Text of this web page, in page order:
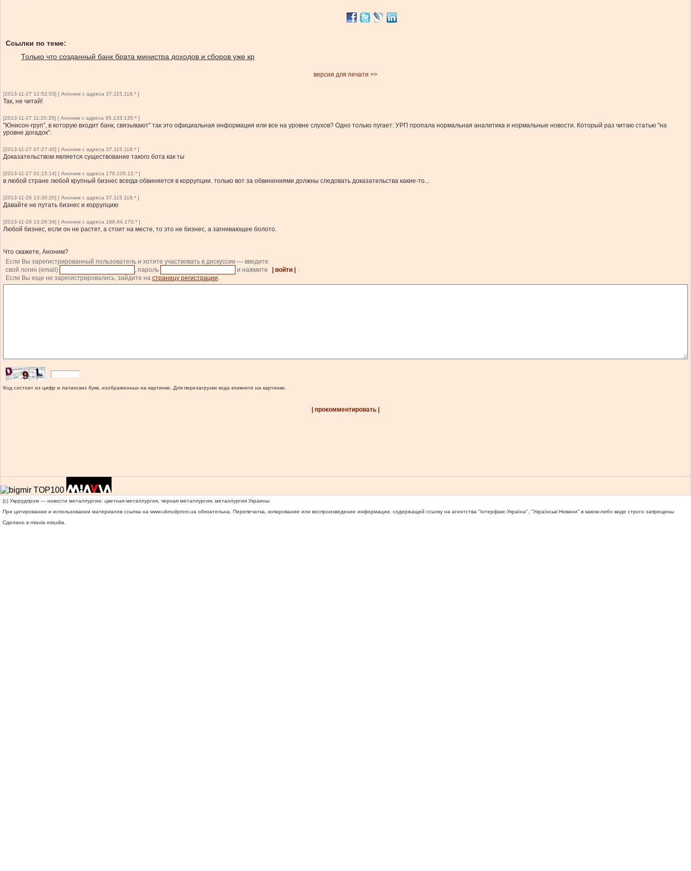
Ссылки по теме:
Только что созданный банк брата министра доходов и сборов уже кр
версия для печати >>
[2013-11-27 12:52:53] [ Аноним с адреса 37.115.118.* ]
Так, не читай!
[2013-11-27 11:20:35] [ Аноним с адреса 95.133.135.* ]
"Юнисон-груп”, в которую входит банк, связывают" так это официальная информация или все на уровне слухов? Одно только пугает: УРП пропала нормальная аналитика и нормальные новости. Который раз читаю статью "на
уровне догадок".
[2013-11-27 07:27:40] [ Аноним с адреса 37.115.118.* ]
Доказательством является существование такого бота как ты
[2013-11-27 01:15:14] [ Аноним с адреса 176.105.12.* ]
в любой стране любой крупный бизнес всегда обвиняется в коррупции. только вот за обвинениями должны следовать доказательства какие-то...
[2013-11-26 13:30:20] [ Аноним с адреса 37.115.118.* ]
Давайте не путать бизнес и коррупцию
[2013-11-26 13:26:34] [ Аноним с адреса 188.64.170.* ]
Любой бизнес, если он не растет, а стоит на месте, то это не бизнес, а загнивающее болото.
Что скажете, Аноним?
Если Вы зарегистрированный пользователь и хотите участвовать в дискуссии — введите
свой логин (email)
, пароль и нажмите | войти |
.
Если Вы еще не зарегистрировались, зайдите на страницу регистрации.
Код состоит из цифр и латинских букв, изображенных на картинке. Для перезагрузки кода кликните на картинке.
| прокомментировать |
(c) Укррудпром — новости металлургии: цветная металлургия, черная металлургия, металлургия Украины
При цитировании и использовании материалов ссылка на www.ukrrudprom.ua обязательна. Перепечатка, копирование или воспроизведение информации, содержащей ссылку на агентства "Iнтерфакс-Україна", "Українськi Новини" в каком-либо виде строго запрещены
Сделано в miavia estudia.